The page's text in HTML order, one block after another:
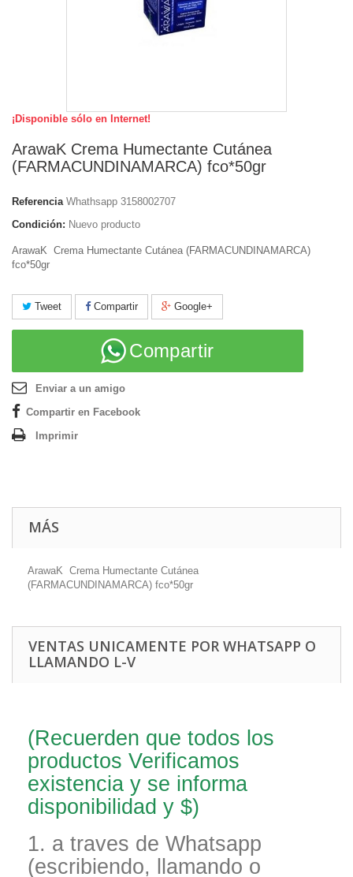
¡Disponible sólo en Internet!
ArawaK Crema Humectante Cutánea
(FARMACUNDINAMARCA) fco*50gr
Referencia Whathsapp 3158002707
Condición: Nuevo producto
ArawaK Crema Humectante Cutánea (FARMACUNDINAMARCA)
fco*50gr
Tweet Compartir Google+
Compartir
Enviar a un amigo
Compartir en Facebook
Imprimir
MÁS
ArawaK Crema Humectante Cutánea
(FARMACUNDINAMARCA) fco*50gr
VENTAS UNICAMENTE POR WHATSAPP O
LLAMANDO L-V
(Recuerden que todos los
productos Verificamos
existencia y se informa
disponibilidad y $)
1. a traves de Whatsapp
(escribiendo, llamando o